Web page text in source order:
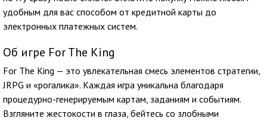
удобным для вас способом от кредитной карты до
электронных платежных систем.
Об игре For The King
For The King — это увлекательная смесь элементов стратегии,
JRPG и «рогалика». Каждая игра уникальна благодаря
процедурно-генерируемым картам, заданиям и событиям.
Взгляните жестокости в глаза, бейтесь со злобными